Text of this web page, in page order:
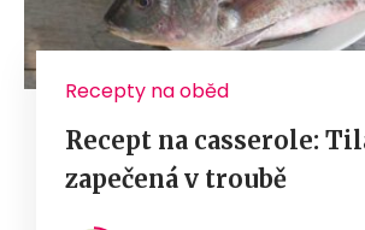
Recepty na oběd
Recept na casserole:
zapečená v troubě